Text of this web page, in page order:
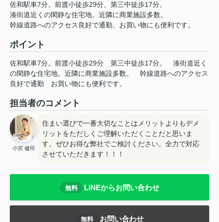
佐和駅車7分。前渡小徒歩29分、第三中徒歩17分。
湊街道近くの閑静な住宅地。近隣に商業施設多数。
幹線道路へのアクセス良好で通勤、お買い物にも便利です。
ポイント
佐和駅車7分。前渡小徒歩29分 第三中徒歩17分。
湊街道近く
の閑静な住宅地。近隣に商業施設多数。
幹線道路へのアクセス
良好で通勤
お買い物にも便利です。
担当者のコメント
小宮 健司
住まい選びで一番大切なことはメリットよりもデメ
リットをただしくご理解いただくことだと思いま
す。ぜひお得な弊社でご検討ください。全力で対応
させていただきます！！！
無料 LINEからお問い合わせ
無料 お問い合わせ